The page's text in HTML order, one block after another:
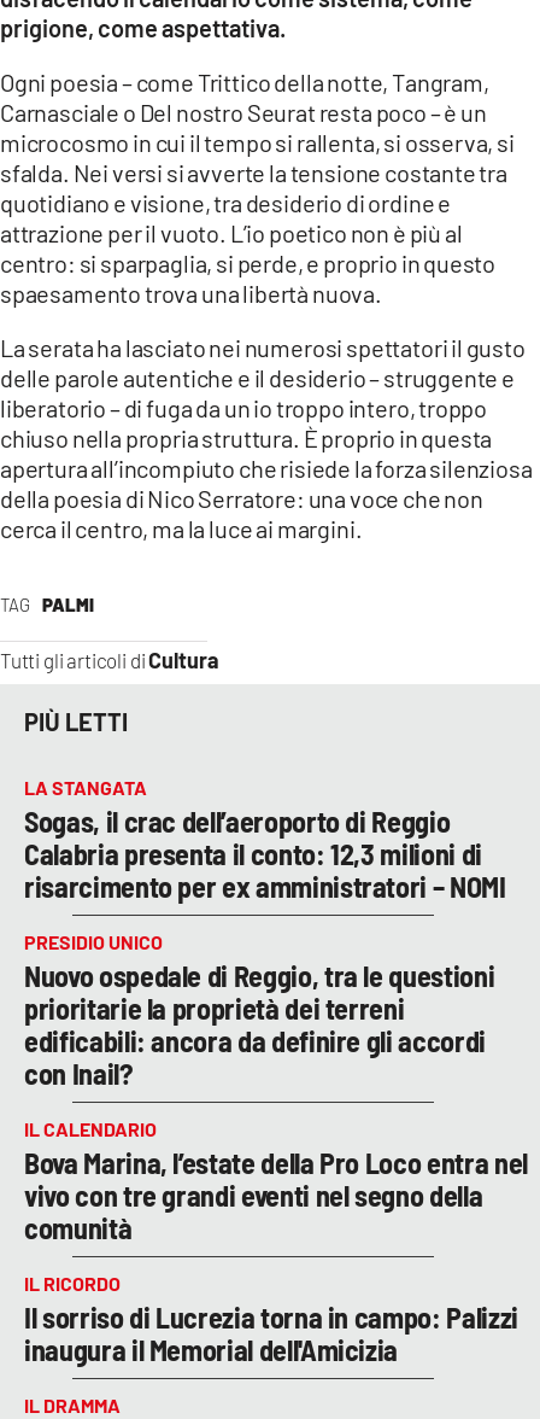
TAG PALMI
Tutti gli articoli diCultura
prigione, come aspettativa.
Ogni poesia – come Trittico della notte, Tangram,
Carnasciale o Del nostro Seurat resta poco – è un
microcosmo in cui il tempo si rallenta, si osserva, si
sfalda. Nei versi si avverte la tensione costante tra
quotidiano e visione, tra desiderio di ordine e
attrazione per il vuoto. L’io poetico non è più al
centro: si sparpaglia, si perde, e proprio in questo
spaesamento trova una libertà nuova.
La serata ha lasciato nei numerosi spettatori il gusto
delle parole autentiche e il desiderio – struggente e
liberatorio – di fuga da un io troppo intero, troppo
chiuso nella propria struttura. È proprio in questa
apertura all’incompiuto che risiede la forza silenziosa
della poesia di Nico Serratore: una voce che non
cerca il centro, ma la luce ai margini.
PIÙ LETTI
LA STANGATA
Sogas, il crac dell’aeroporto di Reggio
Calabria presenta il conto: 12,3 milioni di
risarcimento per ex amministratori – NOMI
PRESIDIO UNICO
Nuovo ospedale di Reggio, tra le questioni
prioritarie la proprietà dei terreni
edificabili: ancora da definire gli accordi
con Inail?
IL CALENDARIO
Bova Marina, l’estate della Pro Loco entra nel
vivo con tre grandi eventi nel segno della
comunità
IL RICORDO
Il sorriso di Lucrezia torna in campo: Palizzi
inaugura il Memorial dell'Amicizia
IL DRAMMA